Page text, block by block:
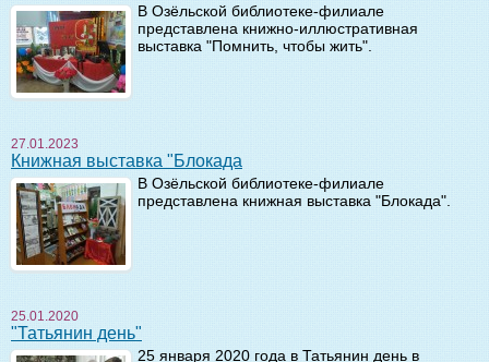
В Озёльской библиотеке-филиале
представлена книжно-иллюстративная
выставка "Помнить, чтобы жить".
27.01.2023
Книжная выставка "Блокада
В Озёльской библиотеке-филиале
представлена книжная выставка "Блокада".
25.01.2020
"Татьянин день"
25 января 2020 года в Татьянин день в